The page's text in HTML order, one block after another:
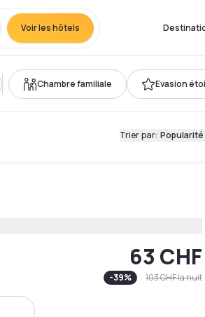
Voir les hôtels
Chambre familiale Evasion
Trier par: Popularité
63 CHF
-39% 103 CHFla nuit